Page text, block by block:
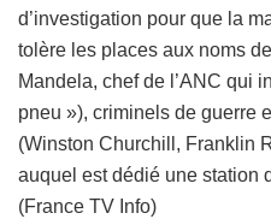
d’investigation pour que la
tolère les places aux noms
Mandela, chef de l’ANC qui
pneu »), criminels de guerre
(Winston Churchill, Franklin
auquel est dédié une station
(France TV Info)